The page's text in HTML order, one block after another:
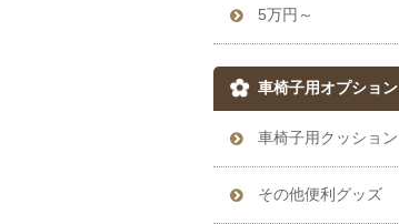
5万円～
車椅子用オプション
車椅子用クッション
その他便利グッズ